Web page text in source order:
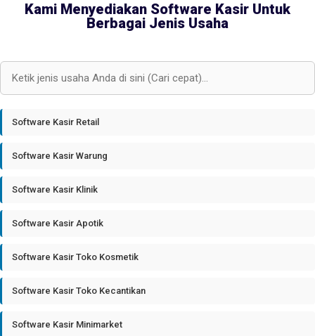
Kami Menyediakan Software Kasir Untuk
Berbagai Jenis Usaha
Software Kasir Retail
Software Kasir Warung
Software Kasir Klinik
Software Kasir Apotik
Software Kasir Toko Kosmetik
Software Kasir Toko Kecantikan
Software Kasir Minimarket